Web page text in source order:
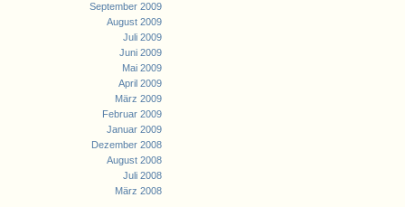
September 2009
August 2009
Juli 2009
Juni 2009
Mai 2009
April 2009
März 2009
Februar 2009
Januar 2009
Dezember 2008
August 2008
Juli 2008
März 2008